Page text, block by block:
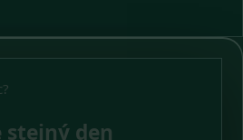
stejný den